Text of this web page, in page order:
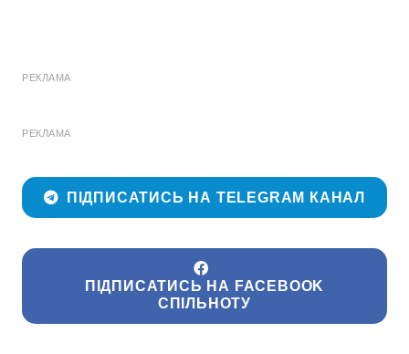
РЕКЛАМА
РЕКЛАМА
ПІДПИСАТИСЬ НА TELEGRAM КАНАЛ
ПІДПИСАТИСЬ НА FACEBOOK
СПІЛЬНОТУ